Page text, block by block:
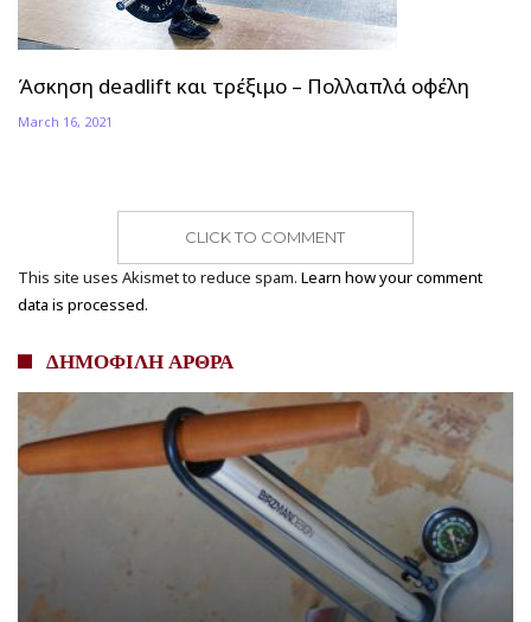
Άσκηση deadlift και τρέξιμο – Πολλαπλά οφέλη
March 16, 2021
CLICK TO COMMENT
This site uses Akismet to reduce spam. Learn how your comment
data is processed.
ΔΗΜΟΦΙΛΗ ΑΡΘΡΑ